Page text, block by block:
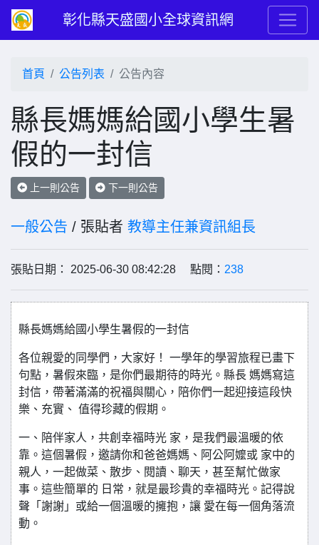
彰化縣天盛國小全球資訊網
首頁 公告列表 公告內容
縣長媽媽給國小學生暑
假的一封信
上一則公告 下一則公告
一般公告 / 張貼者 教導主任兼資訊組長
張貼日期： 2025-06-30 08:42:28 點閱： 238
縣長媽媽給國小學生暑假的一封信
各位親愛的同學們，大家好！ 一學年的學習旅程已畫下
句點，暑假來臨，是你們最期待的時光。縣長 媽媽寫這
封信，帶著滿滿的祝福與關心，陪你們一起迎接這段快
樂、充實、 值得珍藏的假期。
一、陪伴家人，共創幸福時光 家，是我們最溫暖的依
靠。這個暑假，邀請你和爸爸媽媽、阿公阿嬤或 家中的
親人，一起做菜、散步、閱讀、聊天，甚至幫忙做家
事。這些簡單的 日常，就是最珍貴的幸福時光。記得說
聲「謝謝」或給一個溫暖的擁抱，讓 愛在每一個角落流
動。